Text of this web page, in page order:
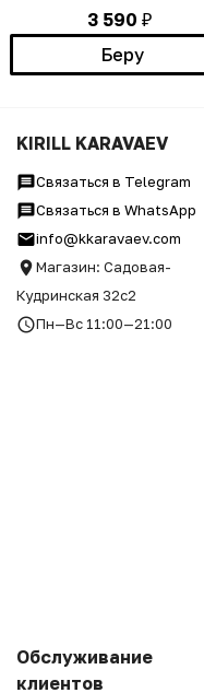
3 590 ₽
Беру
KIRILL KARAVAEV
Связаться в Telegram
Связаться в WhatsApp
info@kkaravaev.com
Магазин: Садовая-
Кудринская 32с2
Пн—Вс 11:00—21:00
Обслуживание
клиентов